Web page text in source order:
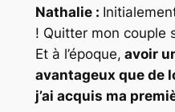
Nathalie :
! Quitter mon couple
Et à l’époque, avoir
avantageux que de
j’ai acquis ma